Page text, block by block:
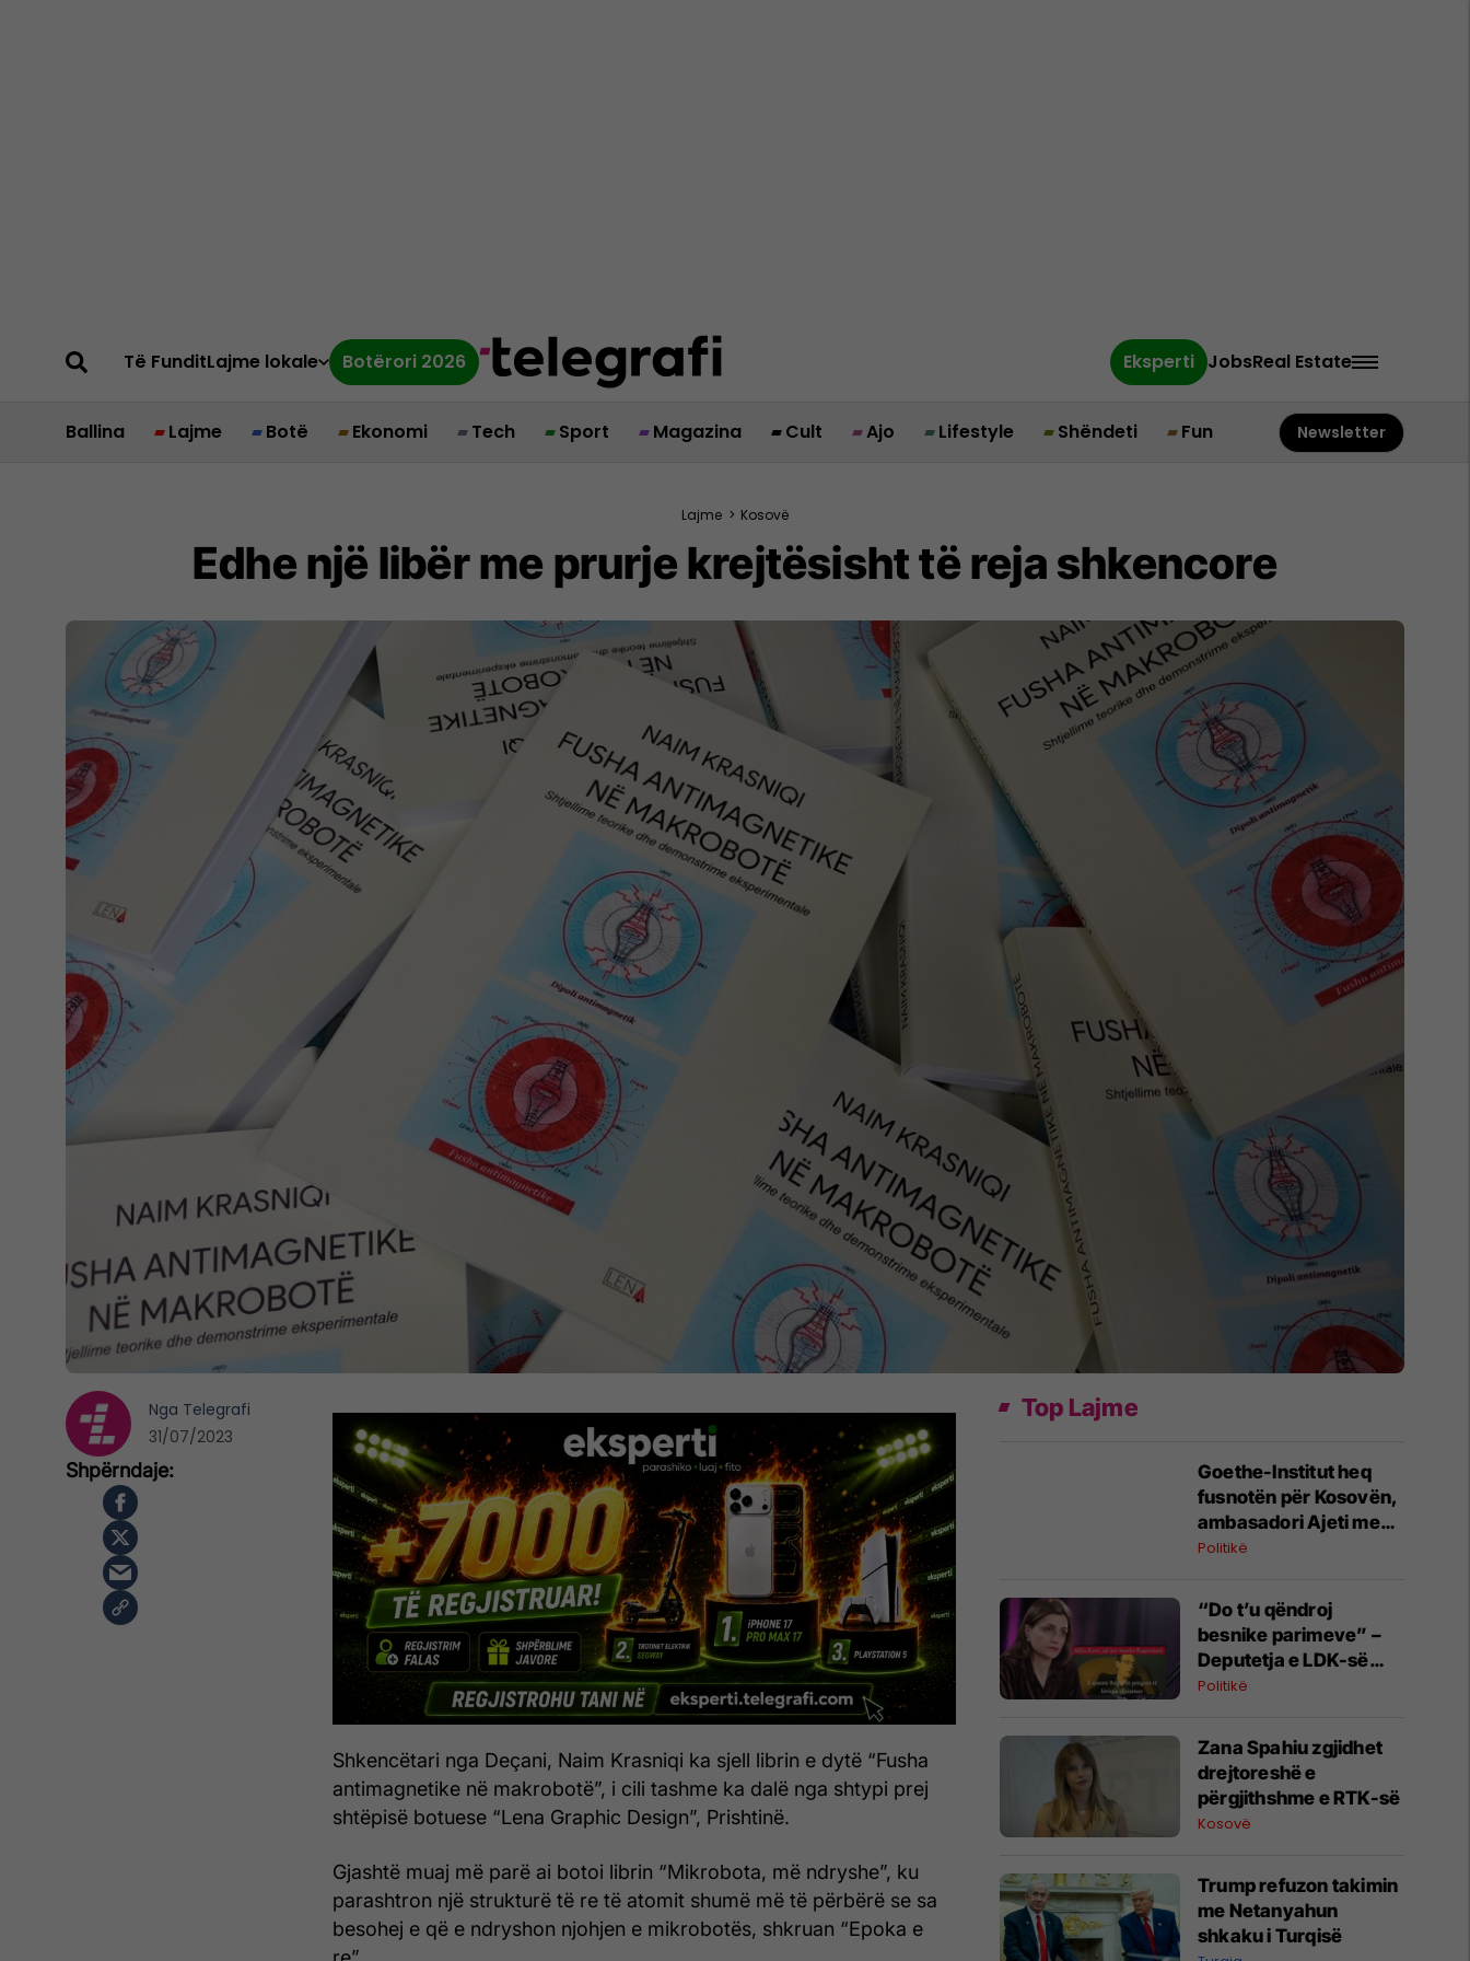
Të FunditLajme lokale Botërori 2026 Eksperti JobsReal Estate
Ballina Lajme Botë Ekonomi Tech Sport Magazina Cult Ajo Lifestyle Shëndeti Fun Newsletter
Lajme > Kosovë
Edhe një libër me prurje krejtësisht të reja shkencore
Shkencëtari nga Deçani, Naim Krasniqi ka sjell librin e dytë “Fusha
antimagnetike në makrobotë”, i cili tashme ka dalë nga shtypi prej
shtëpisë botuese “Lena Graphic Design”, Prishtinë.
Gjashtë muaj më parë ai botoi librin “Mikrobota, më ndryshe”, ku
parashtron një strukturë të re të atomit shumë më të përbërë se sa
besohej e që e ndryshon njohjen e mikrobotës, shkruan “Epoka e
Nga Telegrafi
31/07/2023
Top Lajme
Goethe-Institut heq
fusnotën për Kosovën,
ambasadori Ajeti me
apel për qytetarët
Politikë
“Do t’u qëndroj
besnike parimeve” –
Deputetja e LDK-së
tregon pse është
Politikë
Zana Spahiu zgjidhet
drejtoreshë e
përgjithshme e RTK-së
Kosovë
Trump refuzon takimin
me Netanyahun
shkaku i Turqisë